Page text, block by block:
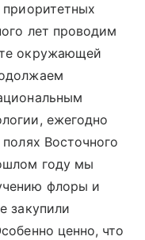
лет проводим
окружающей
ежегодно
Восточного
году мы
флоры и
закупили
ценно, что